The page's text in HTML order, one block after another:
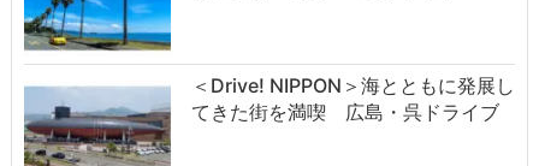
＜Drive! NIPPON＞海とともに発展し
てきた街を満喫 広島・呉ドライブ